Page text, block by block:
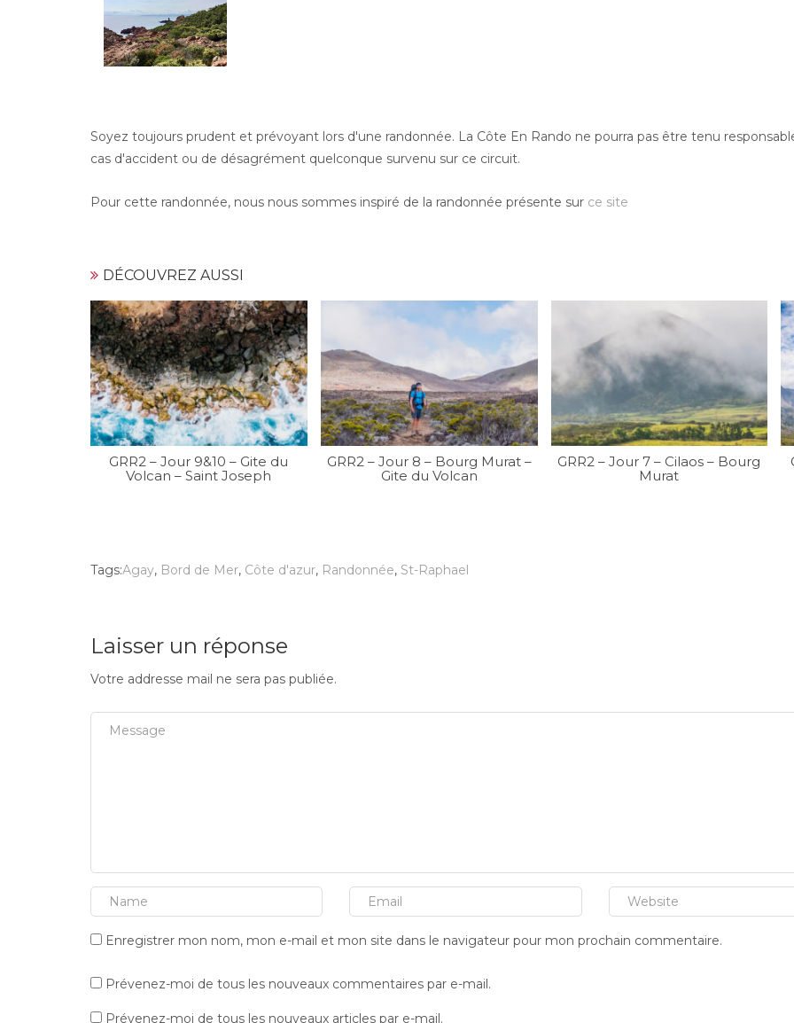
Soyez toujours prudent et prévoyant lors d'une randonnée. La Côte En Rando ne pourra pas être tenu
cas d'accident ou de désagrément quelconque survenu sur ce circuit.
Pour cette randonnée, nous nous sommes inspiré de la randonnée présente sur ce site
DÉCOUVREZ AUSSI
GRR2 – Jour 9&10 – Gite du
Volcan – Saint Joseph
GRR2 – Jour 8 – Bourg Murat –
Gite du Volcan
GRR2 – Jour 7 – Cilaos – Bourg
Murat
Tags:Agay, Bord de Mer, Côte d'azur, Randonnée, St-Raphael
Laisser un réponse
Votre addresse mail ne sera pas publiée.
Enregistrer mon nom, mon e-mail et mon site dans le navigateur pour mon prochain commentaire.
Prévenez-moi de tous les nouveaux commentaires par e-mail.
Prévenez-moi de tous les nouveaux articles par e-mail.